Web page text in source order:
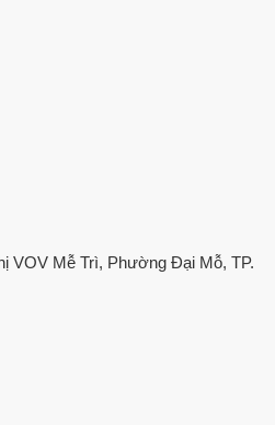
VOV Mễ Trì, Phường Đại Mỗ, TP.